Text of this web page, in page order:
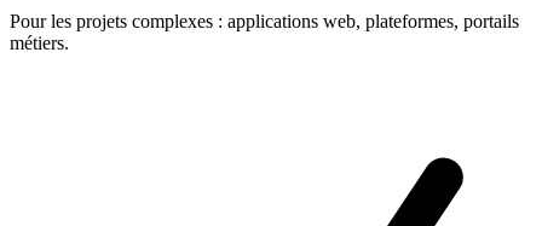
Pour les projets complexes : applications web, plateformes, portails
métiers.